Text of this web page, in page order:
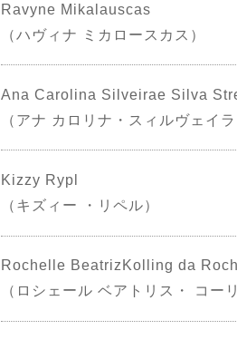
Ravyne Mikalauscas
（ハヴィナ ミカロースカス）
Ana Carolina Silveirae Silva
（アナ カロリナ・スィルヴェイ
Kizzy Rypl
（キズィー ・リペル）
Rochelle BeatrizKolling da
（ロシェール ベアトリス・ コー